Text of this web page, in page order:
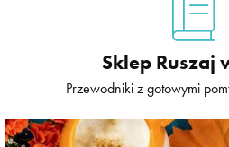
Sklep Ruszaj
Przewodniki z gotowymi